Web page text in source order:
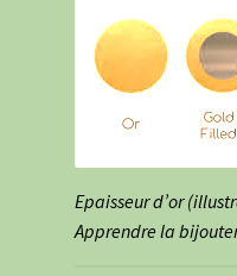
Epaisseur d’or
Apprendre la